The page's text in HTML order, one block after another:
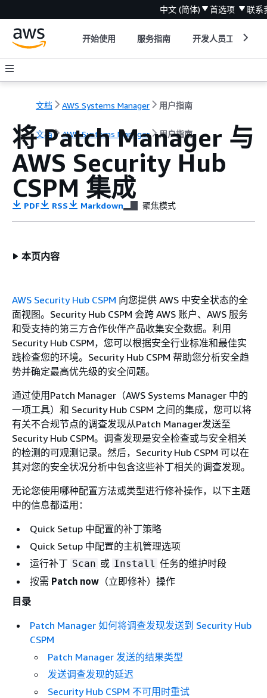
中文 (简体) 首选项 联系
开始使用 服务指南 开发人员工具
文档 AWS Systems Manager 用户指南
文档 AWS Systems Manager 用户指南
将 Patch Manager 与
AWS Security Hub
CSPM 集成
PDF RSS Markdown 聚焦模式
本页内容
AWS Security Hub CSPM 向您提供 AWS 中安全状态的全
面视图。Security Hub CSPM 会跨 AWS 账户、AWS 服务
和受支持的第三方合作伙伴产品收集安全数据。利用
Security Hub CSPM，您可以根据安全行业标准和最佳实
践检查您的环境。Security Hub CSPM 帮助您分析安全趋
势并确定最高优先级的安全问题。
通过使用Patch Manager（AWS Systems Manager 中的
一项工具）和 Security Hub CSPM 之间的集成，您可以将
有关不合规节点的调查发现从Patch Manager发送至
Security Hub CSPM。调查发现是安全检查或与安全相关
的检测的可观测记录。然后，Security Hub CSPM 可以在
其对您的安全状况分析中包含这些补丁相关的调查发现。
无论您使用哪种配置方法或类型进行修补操作，以下主题
中的信息都适用：
Quick Setup 中配置的补丁策略
Quick Setup 中配置的主机管理选项
运行补丁 Scan 或 Install 任务的维护时段
按需 Patch now （立即修补）操作
目录
Patch Manager 如何将调查发现发送到 Security Hub
CSPM
Patch Manager 发送的结果类型
发送调查发现的延迟
Security Hub CSPM 不可用时重试